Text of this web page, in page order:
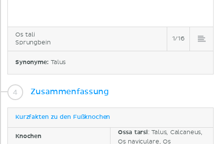
Os tali
Sprungbein
1/16
Synonyme: Talus
Zusammenfassung
Kurzfakten zu den Fußknochen
Knochen
Ossa tarsi: Talus, Calcaneus,
Os naviculare, Os